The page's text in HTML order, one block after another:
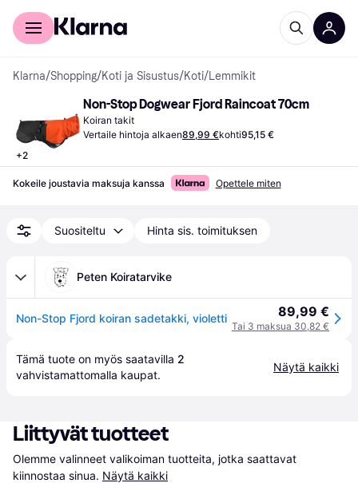
Kuluttajille
Klarna/Shopping/Koti ja Sisustus/Koti/Lemmikit
+2
Non-Stop Dogwear Fjord Raincoat 70cm
Koiran takit
Vertaile hintoja alkaen89,99 €kohti95,15 €
Kokeile joustavia maksuja kanssa Opettele miten
Suositeltu Hinta sis. toimituksen
Peten Koiratarvike
Non-Stop Fjord koiran sadetakki, violetti 89,99 €
Tai 3 maksua 30,82 €
Tämä tuote on myös saatavilla 2
vahvistamattomalla kaupat.
Näytä kaikki
Liittyvät tuotteet
Olemme valinneet valikoiman tuotteita, jotka saattavat
kiinnostaa sinua. Näytä kaikki